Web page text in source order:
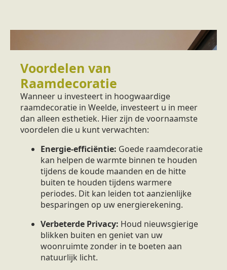
Voordelen van
Raamdecoratie
Wanneer u investeert in hoogwaardige
raamdecoratie in Weelde, investeert u in meer
dan alleen esthetiek. Hier zijn de voornaamste
voordelen die u kunt verwachten:
Energie-efficiëntie: Goede raamdecoratie
kan helpen de warmte binnen te houden
tijdens de koude maanden en de hitte
buiten te houden tijdens warmere
periodes. Dit kan leiden tot aanzienlijke
besparingen op uw energierekening.
Verbeterde Privacy: Houd nieuwsgierige
blikken buiten en geniet van uw
woonruimte zonder in te boeten aan
natuurlijk licht.